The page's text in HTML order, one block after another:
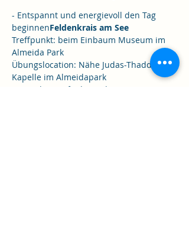
- Entspannt und energievoll den Tag
beginnenFeldenkrais am See
Treffpunkt: beim Einbaum Museum im
Almeida Park
Übungslocation: Nähe Judas-Thaddäus
Kapelle im Almeidapark
Die Einheiten finden jeden Dienstag vom